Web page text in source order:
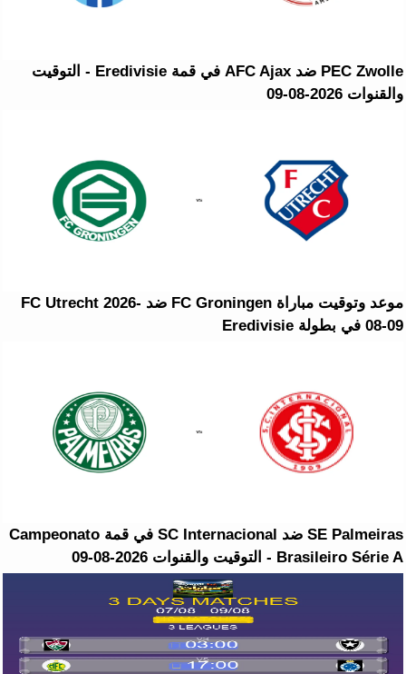
PEC Zwolle ضد AFC Ajax في قمة Eredivisie - التوقيت
والقنوات 2026-08-09
موعد وتوقيت مباراة FC Groningen ضد FC Utrecht 2026-
08-09 في بطولة Eredivisie
SE Palmeiras ضد SC Internacional في قمة Campeonato
Brasileiro Série A - التوقيت والقنوات 2026-08-09